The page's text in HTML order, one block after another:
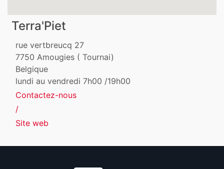
Terra'Piet
rue vertbreucq 27
7750 Amougies ( Tournai)
Belgique
lundi au vendredi 7h00 /19h00
Contactez-nous
/
Site web